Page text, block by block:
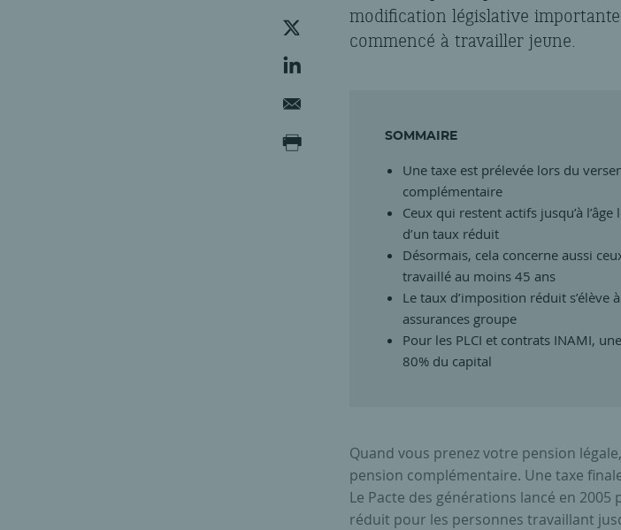
modification législative
commencé à travailler jeune.
SOMMAIRE
Une taxe est prélevée lors du
complémentaire
Ceux qui restent actifs jusqu’à
d’un taux réduit
Désormais, cela concerne aussi
travaillé au moins 45 ans
Le taux d’imposition réduit s’élève
assurances groupe
Pour les PLCI et contrats INAMI,
80% du capital
Quand vous prenez votre pension
pension complémentaire. Une taxe
Le Pacte des générations lancé en
réduit pour les personnes travaillant